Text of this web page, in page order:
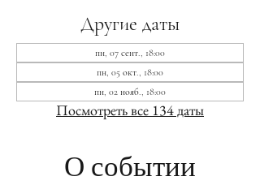
Другие даты
пн, 07 сент., 18:00
пн, 05 окт., 18:00
пн, 02 нояб., 18:00
Посмотреть все 134 даты
О событии